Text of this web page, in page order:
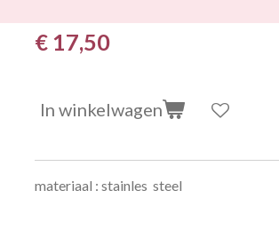
€ 17,50
In winkelwagen
materiaal : stainles steel